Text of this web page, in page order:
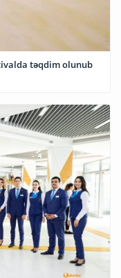
təqdim olunub